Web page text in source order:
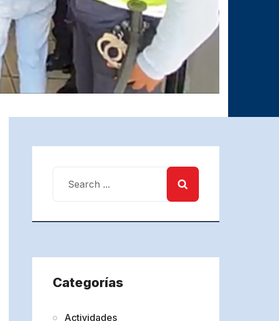
Categorías
Actividades